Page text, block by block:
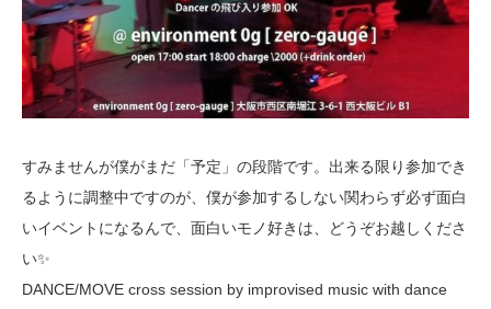
すみませんが僕がまだ「予定」の段階です。出来る限り参加でき
るように調整中ですのが、僕が参加するしない関わらず必ず面白
いイベントになるんで、面白いモノ好きは、どうぞお越しくださ
い✨
DANCE/MOVE cross session by improvised music with dance